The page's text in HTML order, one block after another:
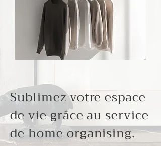
Sublimez votre espace
de vie grâce au service
de home organising.